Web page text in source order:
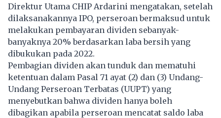
Direktur Utama CHIP Ardarini mengatakan, setelah
dilaksanakannya IPO, perseroan bermaksud untuk
melakukan pembayaran dividen sebanyak-
banyaknya 20% berdasarkan laba bersih yang
dibukukan pada 2022.
Pembagian dividen akan tunduk dan mematuhi
ketentuan dalam Pasal 71 ayat (2) dan (3) Undang-
Undang Perseroan Terbatas (UUPT) yang
menyebutkan bahwa dividen hanya boleh
dibagikan apabila perseroan mencatat saldo laba